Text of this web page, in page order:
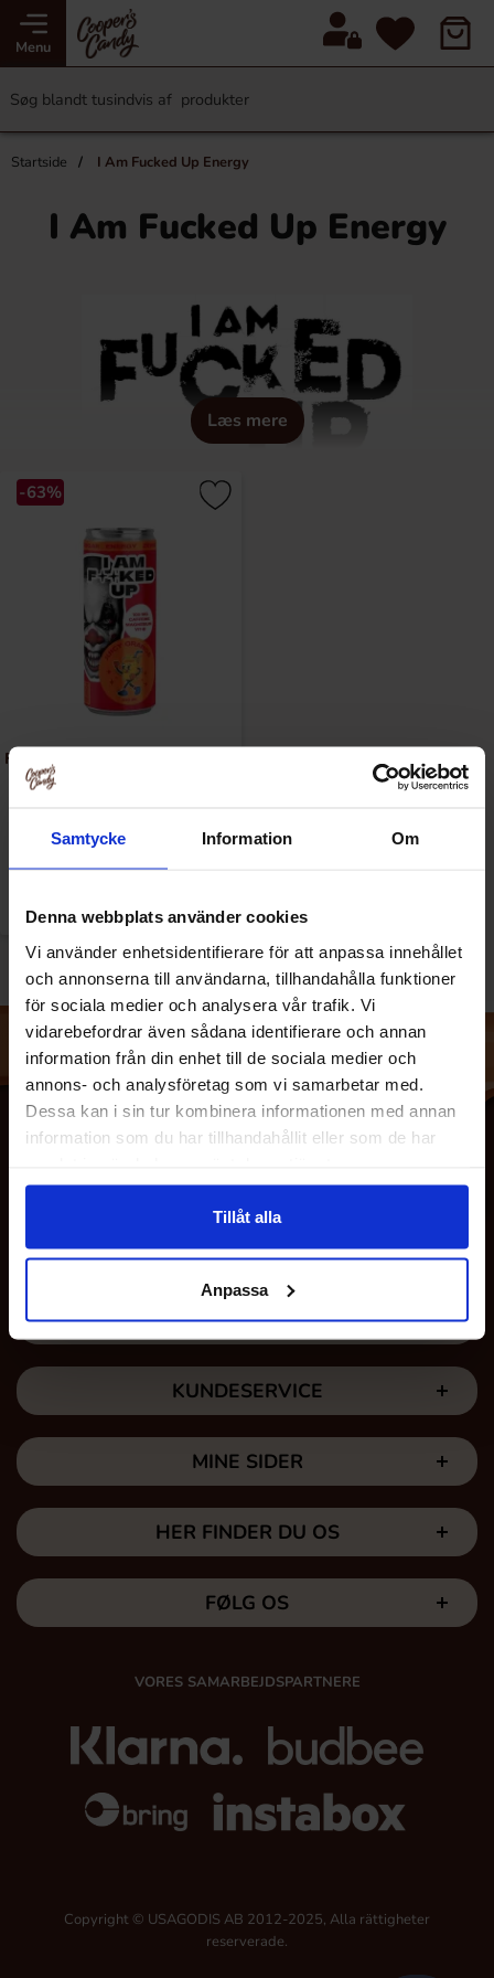
Samtycke Information Om
Denna webbplats använder cookies
Vi använder enhetsidentifierare för att anpassa innehållet
och annonserna till användarna, tillhandahålla funktioner
för sociala medier och analysera vår trafik. Vi
vidarebefordrar även sådana identifierare och annan
information från din enhet till de sociala medier och
annons- och analysföretag som vi samarbetar med.
Dessa kan i sin tur kombinera informationen med annan
information som du har tillhandahållit eller som de har
Tillåt alla
Anpassa
Menu
Startside I Am Fucked Up Energy
I Am Fucked Up Energy
Læs mere
-63%
F-ucked Up RTD - Juicy Orange
33cl(BF:2025-11-07)
26.90 kr 9.90 kr
OM OS
KUNDESERVICE
MINE SIDER
HER FINDER DU OS
FØLG OS
VORES SAMARBEJDSPARTNERE
Copyright © USAGODIS AB 2012-2025, Alla rättigheter
reserverade.